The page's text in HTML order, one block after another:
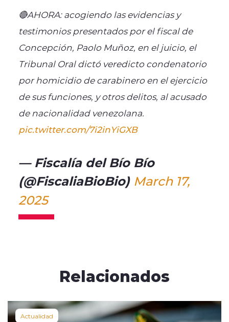
🔴AHORA: acogiendo las evidencias y
testimonios presentados por el fiscal de
Concepción, Paolo Muñoz, en el juicio, el
Tribunal Oral dictó veredicto condenatorio
por homicidio de carabinero en el ejercicio
de sus funciones, y otros delitos, al acusado
de nacionalidad venezolana.
pic.twitter.com/7i2inYiGXB
— Fiscalía del Bío Bío
(@FiscaliaBioBio) March 17,
2025
Relacionados
Actualidad